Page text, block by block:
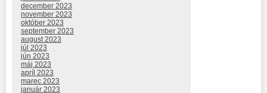
december 2023
november 2023
október 2023
september 2023
august 2023
júl 2023
jún 2023
máj 2023
apríl 2023
marec 2023
január 2023